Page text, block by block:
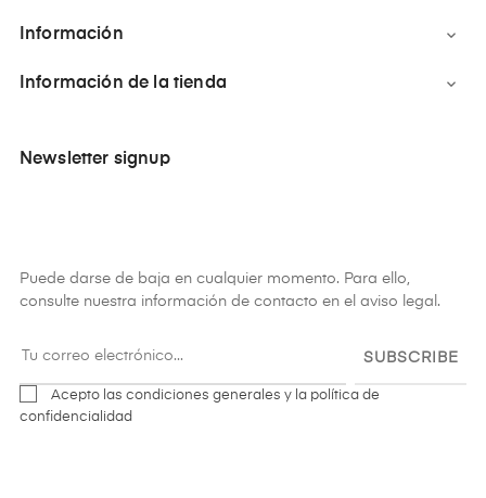
Información 
Información de la tienda 
Newsletter signup
Puede darse de baja en cualquier momento. Para ello,
consulte nuestra información de contacto en el aviso legal.
SUBSCRIBE
Acepto las condiciones generales y la política de
confidencialidad